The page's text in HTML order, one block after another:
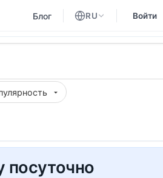
Блог RU
Английский
Войти
посуточно